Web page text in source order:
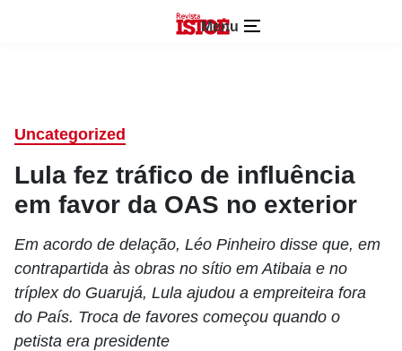
Menu
Uncategorized
Lula fez tráfico de influência
em favor da OAS no exterior
Em acordo de delação, Léo Pinheiro disse que, em
contrapartida às obras no sítio em Atibaia e no
tríplex do Guarujá, Lula ajudou a empreiteira fora
do País. Troca de favores começou quando o
petista era presidente